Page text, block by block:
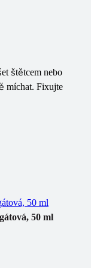
štětcem nebo
míchat. Fixujte
50 ml